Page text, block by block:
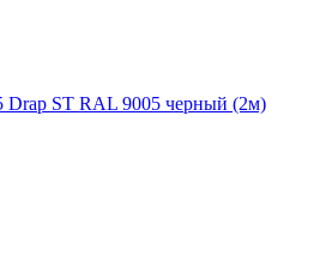
Drap ST RAL 9005 черный (2м)